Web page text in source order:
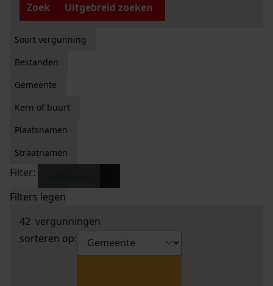
Zoek
Uitgebreid zoeken
Soort vergunning
Bestanden
Gemeente
Kern of buurt
Plaatsnamen
Straatnamen
Filter:
Filters legen
42 vergunningen
sorteren op: